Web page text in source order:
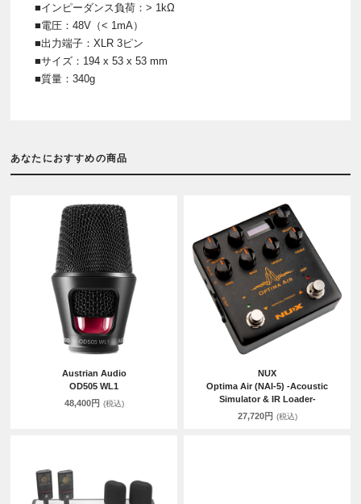
■インピーダンス負荷：> 1kΩ
■電圧：48V（< 1mA）
■出力端子：XLR 3ピン
■サイズ：194 x 53 x 53 mm
■質量：340g
あなたにおすすめの商品
Austrian Audio
OD505 WL1
48,400円 (税込)
NUX
Optima Air (NAI-5) -Acoustic
Simulator & IR Loader-
27,720円 (税込)